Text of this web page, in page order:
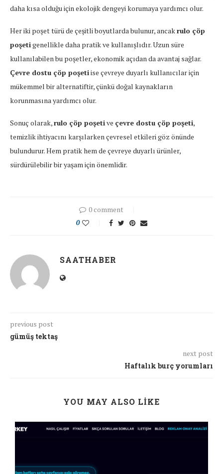
daha kısa olduğu için ekolojik dengeyi korumaya yardımcı olur.
Her iki poşet türü de çeşitli boyutlarda bulunur, ancakrulo çöp
poşetigenellikle daha pratik ve kullanışlıdır. Uzun süre
kullanılabilen bu poşetler, ekonomik açıdan da avantaj sağlar.
Çevre dostu çöp poşetiise çevreye duyarlı kullanıcılar için
mükemmel bir alternatiftir, çünkü doğal kaynakların
korunmasına yardımcı olur.
Sonuç olarak,rulo çöp poşetive çevre dostu çöp poşeti,
temizlik ihtiyacını karşılarken çevresel etkileri göz önünde
bulundurur. Hem pratik hem de çevreye duyarlı ürünler,
sürdürülebilir bir yaşam için önemlidir.
0 comment
0
SAATHABER
previous post
gümüş tektaş
next post
Haftalık burç yorumları
YOU MAY ALSO LIKE